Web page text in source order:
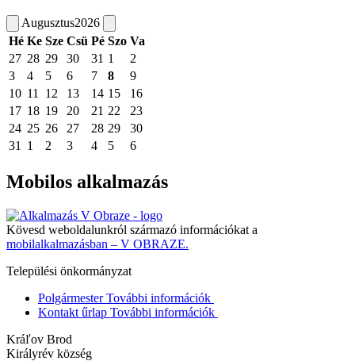
Augusztus2026
Hé Ke Sze Csü Pé Szo Va
27 28 29 30 31 1
2
3
4 5 6 7 8
9
10 11 12 13 14 15
16
17 18 19 20 21 22
23
24 25 26 27 28 29
30
31
1 2 3 4 5 6
Mobilos alkalmazás
Kövesd weboldalunkról származó információkat a
mobilalkalmazásban – V OBRAZE.
Települési önkormányzat
Polgármester További információk
Kontakt űrlap További információk
Kráľov Brod
Királyrév község